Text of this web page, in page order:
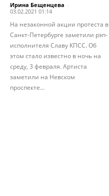
Ирина Бещенцева -
03.02.2021 01:14
На незаконной акции протеста в
Санкт-Петербурге заметили рэп-
исполнителя Славу КПСС. Об
этом стало известно в ночь на
среду, 3 февраля. Артиста
заметили на Невском
проспекте...